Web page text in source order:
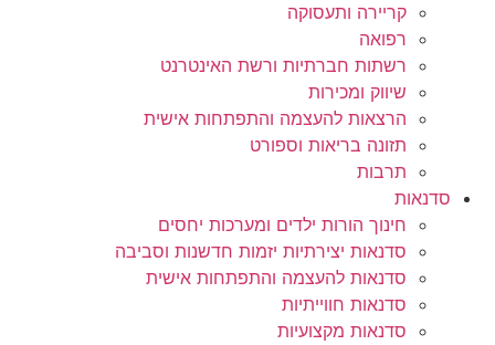
קריירה ותעסוקה
רפואה
רשתות חברתיות ורשת האינטרנט
שיווק ומכירות
הרצאות להעצמה והתפתחות אישית
תזונה בריאות וספורט
תרבות
סדנאות
חינוך הורות ילדים ומערכות יחסים
סדנאות יצירתיות יזמות חדשנות וסביבה
סדנאות להעצמה והתפתחות אישית
סדנאות חווייתיות
סדנאות מקצועיות